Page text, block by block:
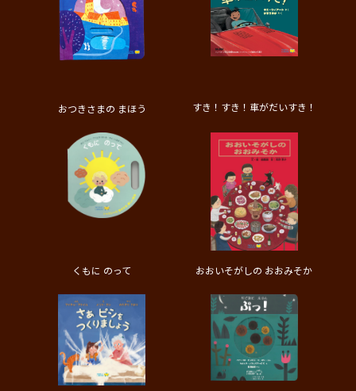
おつきさまの まほう すき！すき！車がだいすき！
くもに のって おおいそがしの おおみそか